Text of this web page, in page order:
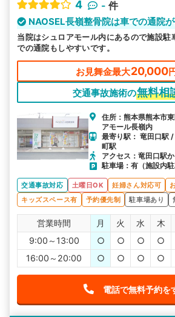
4
- 件
NAOSEL長嶺整骨院は車での通院
当院はシュロアモール内にあるので施設駐
での通院もしやすいです。
お見舞金最大20,000
交通事故施術の無料相
住所：熊本県熊本市
アモール長嶺内
最寄り駅： 竜田口駅
町駅
アクセス：竜田口駅
駐車場：有（施設内駐
交通事故対応 土曜日OK 妊婦さん対応可
キッズスペース有
予約優先制 駐車場あり
営業時間 月 火 水 木
9:00～13:00
○ ○ ○ ○
16:00～20:00
○ ○ ○ ○
電話で無料予約を